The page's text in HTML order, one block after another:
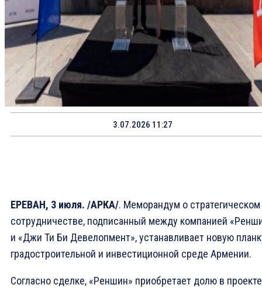
3.07.2026 11:27
ЕРЕВАН, 3 июля. /АРКА/. Меморандум о стратегическом
сотрудничестве, подписанный между компанией
и «Джи Ти Би Девелопмент», устанавливает новую
градостроительной и инвестиционной среде Армении.
Согласно сделке, «Реншин» приобретает долю в проекте